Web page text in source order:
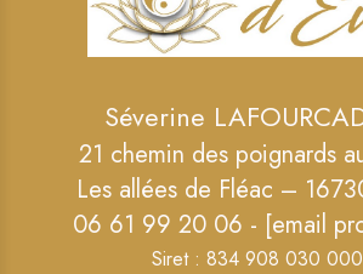
Séverine
21 chemin des poignards
Les allées de Fléac –
06 61 99 20 06 - [email
Siret : 834 908 030